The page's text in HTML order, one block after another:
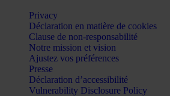
Privacy
Déclaration en matière de cookies
Clause de non-responsabilité
Notre mission et vision
Ajustez vos préférences
Presse
Déclaration d’accessibilité
Vulnerability Disclosure Policy